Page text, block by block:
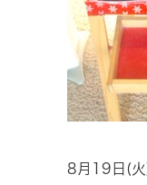
8月19日(火